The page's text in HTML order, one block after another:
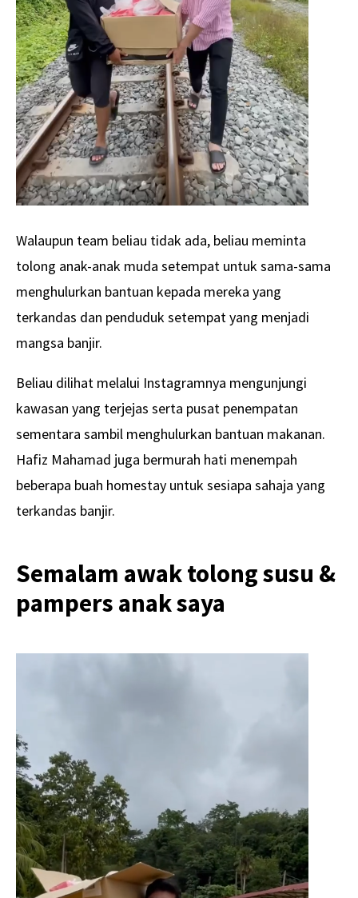
Walaupun team beliau tidak ada, beliau meminta
tolong anak-anak muda setempat untuk sama-sama
menghulurkan bantuan kepada mereka yang
terkandas dan penduduk setempat yang menjadi
mangsa banjir.
Beliau dilihat melalui Instagramnya mengunjungi
kawasan yang terjejas serta pusat penempatan
sementara sambil menghulurkan bantuan makanan.
Hafiz Mahamad juga bermurah hati menempah
beberapa buah homestay untuk sesiapa sahaja yang
terkandas banjir.
Semalam awak tolong susu &
pampers anak saya